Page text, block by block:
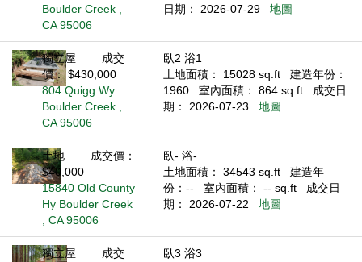
Boulder Creek ,
CA 95006
日期： 2026-07-29
地圖
獨立屋
成交
價： $430,000
804 Quigg Wy
Boulder Creek ,
CA 95006
臥2 浴1
土地面積： 15028 sq.ft
建造年份：
1960
室內面積： 864 sq.ft
成交日
期： 2026-07-23
地圖
土地
成交價：
$40,000
15840 Old County
Hy Boulder Creek
, CA 95006
臥- 浴-
土地面積： 34543 sq.ft
建造年
份：--
室內面積： -- sq.ft
成交日
期： 2026-07-22
地圖
獨立屋
成交
臥3 浴3